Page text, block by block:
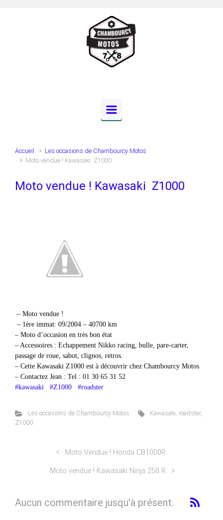
Accueil
Les occasions de Chambourcy Motos
Moto vendue ! Kawasaki Z1000
Moto vendue ! Kawasaki Z1000
– Moto vendue !
– 1ère immat: 09/2004 – 40700 km
– Moto d’occasion en très bon état
– Accessoires : Echappement Nikko racing, bulle, pare-carter,
passage de roue, sabot, clignos, retros.
– Cette Kawasaki Z1000 est à découvrir chez Chambourcy Motos
– Contactez Jean : Tel : 01 30 65 31 52
#kawasaki
#Z1000 #roadster
Les occasions de Chambourcy Motos Kawasaki, roadster,
Z1000
Moto Vendue ! Honda CB1000R
Moto vendue ! Kawasaki Ninja 250 R
Aucun commentaire jusqu'à présent.